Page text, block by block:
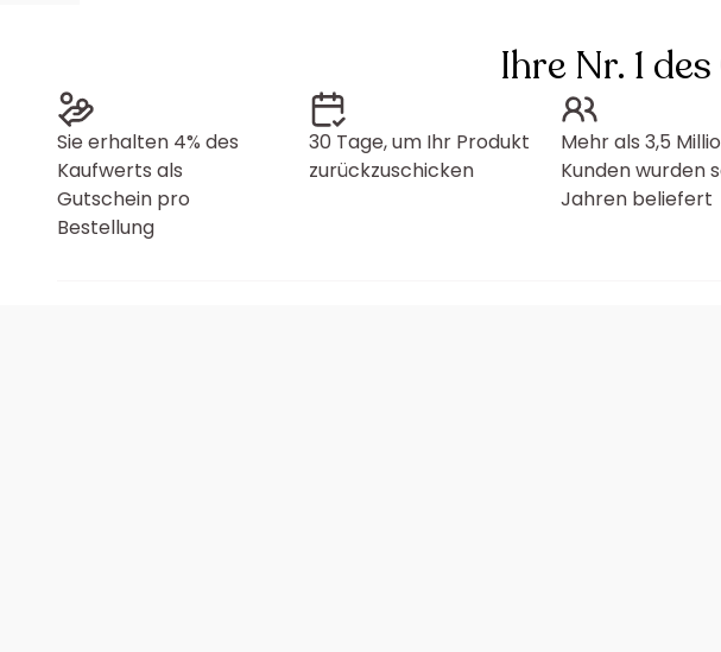
Ihre Nr. 1
Sie erhalten 4% des
Kaufwerts als
Gutschein pro
Bestellung
30 Tage, um Ihr Produkt
zurückzuschicken
Mehr als 3,5
Kunden wurden
Jahren beliefert